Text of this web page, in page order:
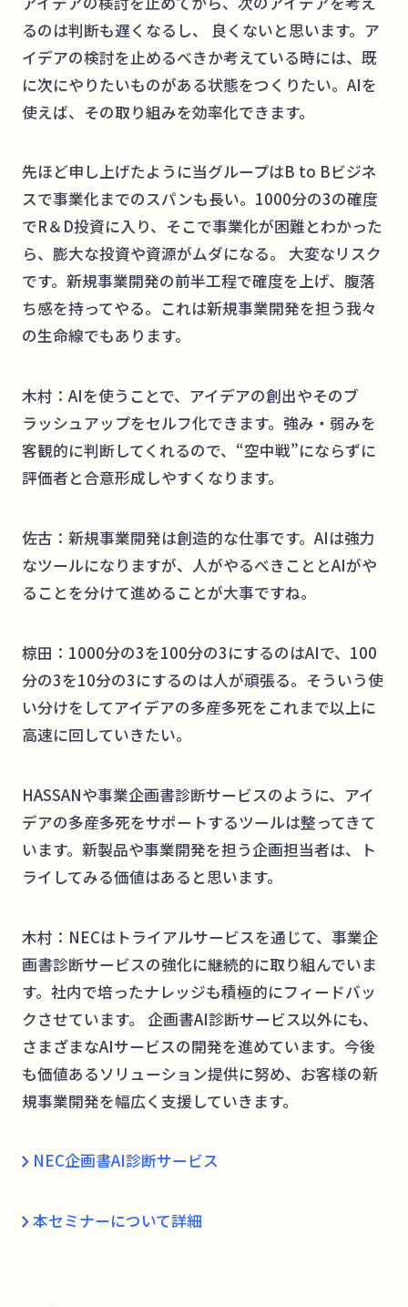
るのは判断も遅くなるし、 良くないと思います。ア
イデアの検討を止めるべきか考えている時には、既
に次にやりたいものがある状態をつくりたい。AIを
使えば、その取り組みを効率化できます。
先ほど申し上げたように当グループはB to Bビジネ
スで事業化までのスパンも長い。1000分の3の確度
でR＆D投資に入り、そこで事業化が困難とわかった
ら、膨大な投資や資源がムダになる。 大変なリスク
です。新規事業開発の前半工程で確度を上げ、腹落
ち感を持ってやる。これは新規事業開発を担う我々
の生命線でもあります。
木村：AIを使うことで、アイデアの創出やそのブ
ラッシュアップをセルフ化できます。強み・弱みを
客観的に判断してくれるので、“空中戦”にならずに
評価者と合意形成しやすくなります。
佐古：新規事業開発は創造的な仕事です。AIは強力
なツールになりますが、人がやるべきこととAIがや
ることを分けて進めることが大事ですね。
椋田：1000分の3を100分の3にするのはAIで、100
分の3を10分の3にするのは人が頑張る。そういう使
い分けをしてアイデアの多産多死をこれまで以上に
高速に回していきたい。
HASSANや事業企画書診断サービスのように、アイ
デアの多産多死をサポートするツールは整ってきて
います。新製品や事業開発を担う企画担当者は、ト
ライしてみる価値はあると思います。
木村：NECはトライアルサービスを通じて、事業企
画書診断サービスの強化に継続的に取り組んでいま
す。社内で培ったナレッジも積極的にフィードバッ
クさせています。 企画書AI診断サービス以外にも、
さまざまなAIサービスの開発を進めています。今後
も価値あるソリューション提供に努め、お客様の新
規事業開発を幅広く支援していきます。
NEC企画書AI診断サービス
本セミナーについて詳細